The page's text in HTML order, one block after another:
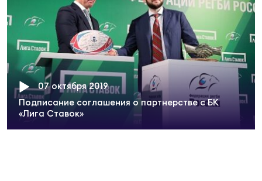
Подписание соглашения о партнерстве с БК
«Лига Ставок»
07 октября 2019